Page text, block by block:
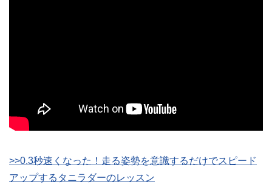
>>0.3秒速くなった！走る姿勢を意識するだけでスピード
アップするタニラダーのレッスン